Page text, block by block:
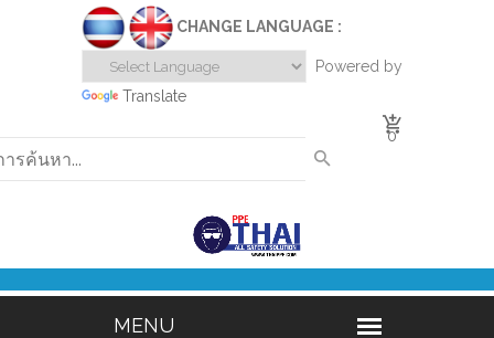
CHANGE LANGUAGE :
Powered by
Translate
0